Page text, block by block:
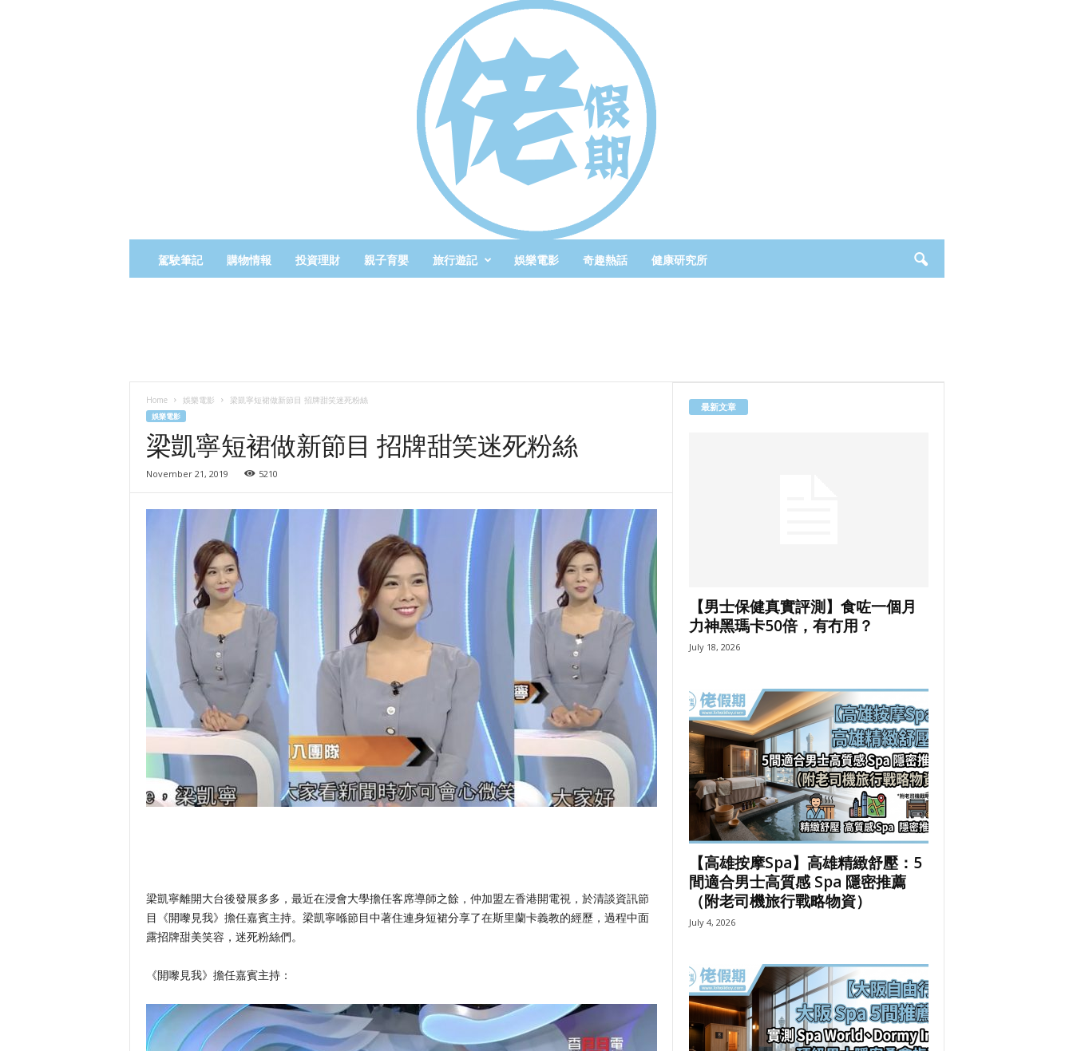
期
i
駕駛筆記 購物情報 投資理財 親子育嬰 旅行遊記 娛樂電影 奇趣熱話 健康研究所
Home 娛樂電影 梁凱寧短裙做新節目 招牌甜笑迷死粉絲
娛樂電影
梁凱寧短裙做新節目 招牌甜笑迷死粉絲
November 21, 2019 5210
梁凱寧離開大台後發展多多，最近在浸會大學擔任客席導師之餘，仲加盟左香港開電視，於清談資訊節
目《開嚟見我》擔任嘉賓主持。梁凱寧喺節目中著住連身短裙分享了在斯里蘭卡義教的經歷，過程中面
露招牌甜美笑容，迷死粉絲們。
《開嚟見我》擔任嘉賓主持：
最新文章
【男士保健真實評測】食咗一個月
力神黑瑪卡50倍，有冇用？
July 18, 2026
【高雄按摩Spa】高雄精緻舒壓：5
間適合男士高質感 Spa 隱密推薦
（附老司機旅行戰略物資）
July 4, 2026